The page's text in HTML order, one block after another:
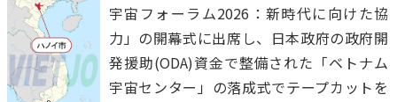
宇宙フォーラム2026：新時代に向けた協
力」の開幕式に出席し、日本政府の政府開
発援助(ODA)資金で整備された「ベトナム
宇宙センター」の落成式でテープカットを